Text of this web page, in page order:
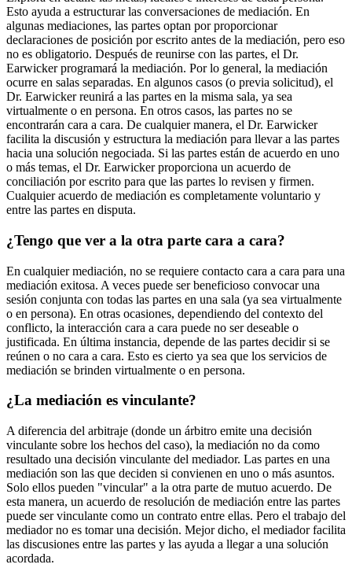
Esto ayuda a estructurar las conversaciones de mediación. En
algunas mediaciones, las partes optan por proporcionar
declaraciones de posición por escrito antes de la mediación, pero eso
no es obligatorio. Después de reunirse con las partes, el Dr.
Earwicker programará la mediación. Por lo general, la mediación
ocurre en salas separadas. En algunos casos (o previa solicitud), el
Dr. Earwicker reunirá a las partes en la misma sala, ya sea
virtualmente o en persona. En otros casos, las partes no se
encontrarán cara a cara. De cualquier manera, el Dr. Earwicker
facilita la discusión y estructura la mediación para llevar a las partes
hacia una solución negociada. Si las partes están de acuerdo en uno
o más temas, el Dr. Earwicker proporciona un acuerdo de
conciliación por escrito para que las partes lo revisen y firmen.
Cualquier acuerdo de mediación es completamente voluntario y
entre las partes en disputa.
¿Tengo que ver a la otra parte cara a cara?
En cualquier mediación, no se requiere contacto cara a cara para una
mediación exitosa. A veces puede ser beneficioso convocar una
sesión conjunta con todas las partes en una sala (ya sea virtualmente
o en persona). En otras ocasiones, dependiendo del contexto del
conflicto, la interacción cara a cara puede no ser deseable o
justificada. En última instancia, depende de las partes decidir si se
reúnen o no cara a cara. Esto es cierto ya sea que los servicios de
mediación se brinden virtualmente o en persona.
¿La mediación es vinculante?
A diferencia del arbitraje (donde un árbitro emite una decisión
vinculante sobre los hechos del caso), la mediación no da como
resultado una decisión vinculante del mediador. Las partes en una
mediación son las que deciden si convienen en uno o más asuntos.
Solo ellos pueden "vincular" a la otra parte de mutuo acuerdo. De
esta manera, un acuerdo de resolución de mediación entre las partes
puede ser vinculante como un contrato entre ellas. Pero el trabajo del
mediador no es tomar una decisión. Mejor dicho, el mediador facilita
las discusiones entre las partes y las ayuda a llegar a una solución
acordada.